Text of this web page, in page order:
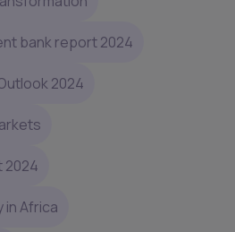
bank report 2024
2024
2024
Africa